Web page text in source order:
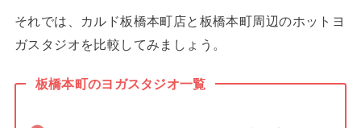
それでは、カルド板橋本町店と板橋本町周辺のホットヨ
ガスタジオを比較してみましょう。
板橋本町のヨガスタジオ一覧